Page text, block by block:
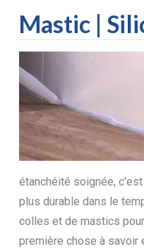
Mastic |
étanchéité soignée,
plus durable dans le
colles et de mastics
première chose à savoir